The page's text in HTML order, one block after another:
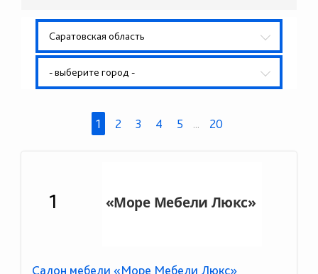
Саратовская область
- выберите город -
1 2 3 4 5 ... 20
1
Салон мебели «Море Мебели Люкс»